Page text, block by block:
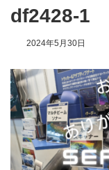
df2428-1
2024年5月30日